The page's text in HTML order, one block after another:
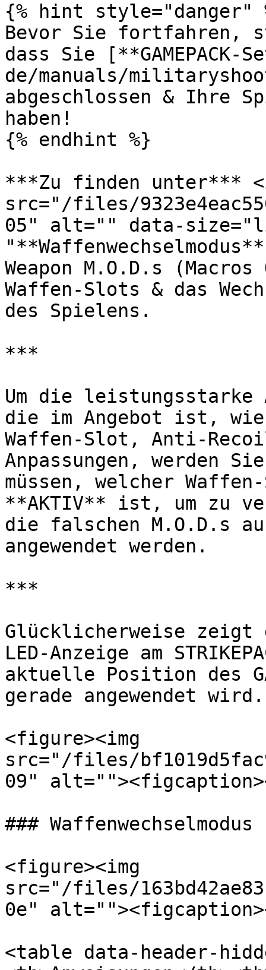
{% hint style="danger"
Bevor Sie fortfahren,
dass Sie
de/manuals/
abgeschlossen & Ihre
haben!
{% endhint %}
***Zu finden unter***
src="/files/
05" alt="" data-
Weapon M.O.D.s
Waffen-Slots & das
des Spielens.
***
Um die leistungsstarke
die im Angebot ist,
Waffen-Slot, Anti-
Anpassungen, werden
müssen, welcher
**AKTIV** ist, um zu
die falschen M.O.D.s
angewendet werden.
***
Glücklicherweise zeigt
LED-Anzeige am
aktuelle Position des
gerade angewendet wird.
<figure><img
src="/files/
09"
### Waffenwechselmodus
<figure><img
src="/files/
0e"
<table data-header-